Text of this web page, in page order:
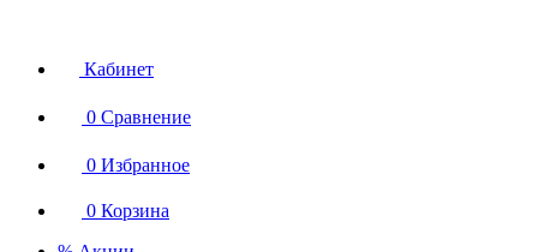
Кабинет
0 Сравнение
0 Избранное
0 Корзина